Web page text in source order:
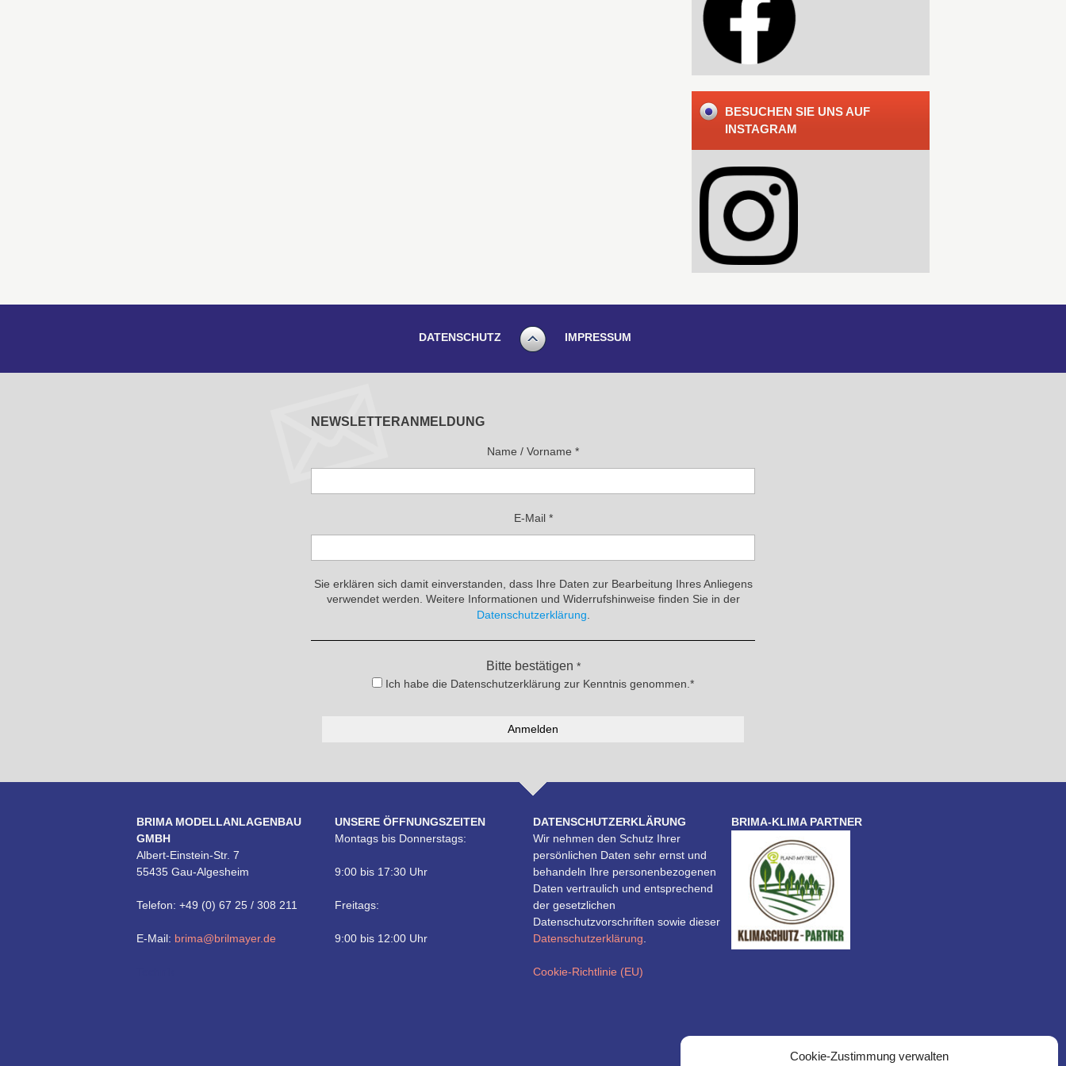
Cookie-Zustimmung verwalten
BESUCHEN SIE UNS AUF
INSTAGRAM
DATENSCHUTZ IMPRESSUM
NEWSLETTERANMELDUNG
Name / Vorname *
E-Mail *
Sie erklären sich damit einverstanden, dass Ihre Daten zur Bearbeitung Ihres Anliegens
verwendet werden. Weitere Informationen und Widerrufshinweise finden Sie in der
Datenschutzerklärung
Bitte bestätigen *
Ich habe die Datenschutzerklärung zur Kenntnis genommen.*
BRIMA MODELLANLAGENBAU
GMBH
Albert-Einstein-Str. 7
55435 Gau-Algesheim
Telefon: +49 (0) 67 25 / 308 211
E-Mail: brima@brilmayer.de
UNSERE ÖFFNUNGSZEITEN
Montags bis Donnerstags:
9:00 bis 17:30 Uhr
Freitags:
9:00 bis 12:00 Uhr
DATENSCHUTZERKLÄRUNG
Wir nehmen den Schutz Ihrer
persönlichen Daten sehr ernst und
behandeln Ihre personenbezogenen
Daten vertraulich und entsprechend
der gesetzlichen
Datenschutzvorschriften sowie dieser
Datenschutzerklärung
Cookie-Richtlinie (EU)
BRIMA-KLIMA PARTNER